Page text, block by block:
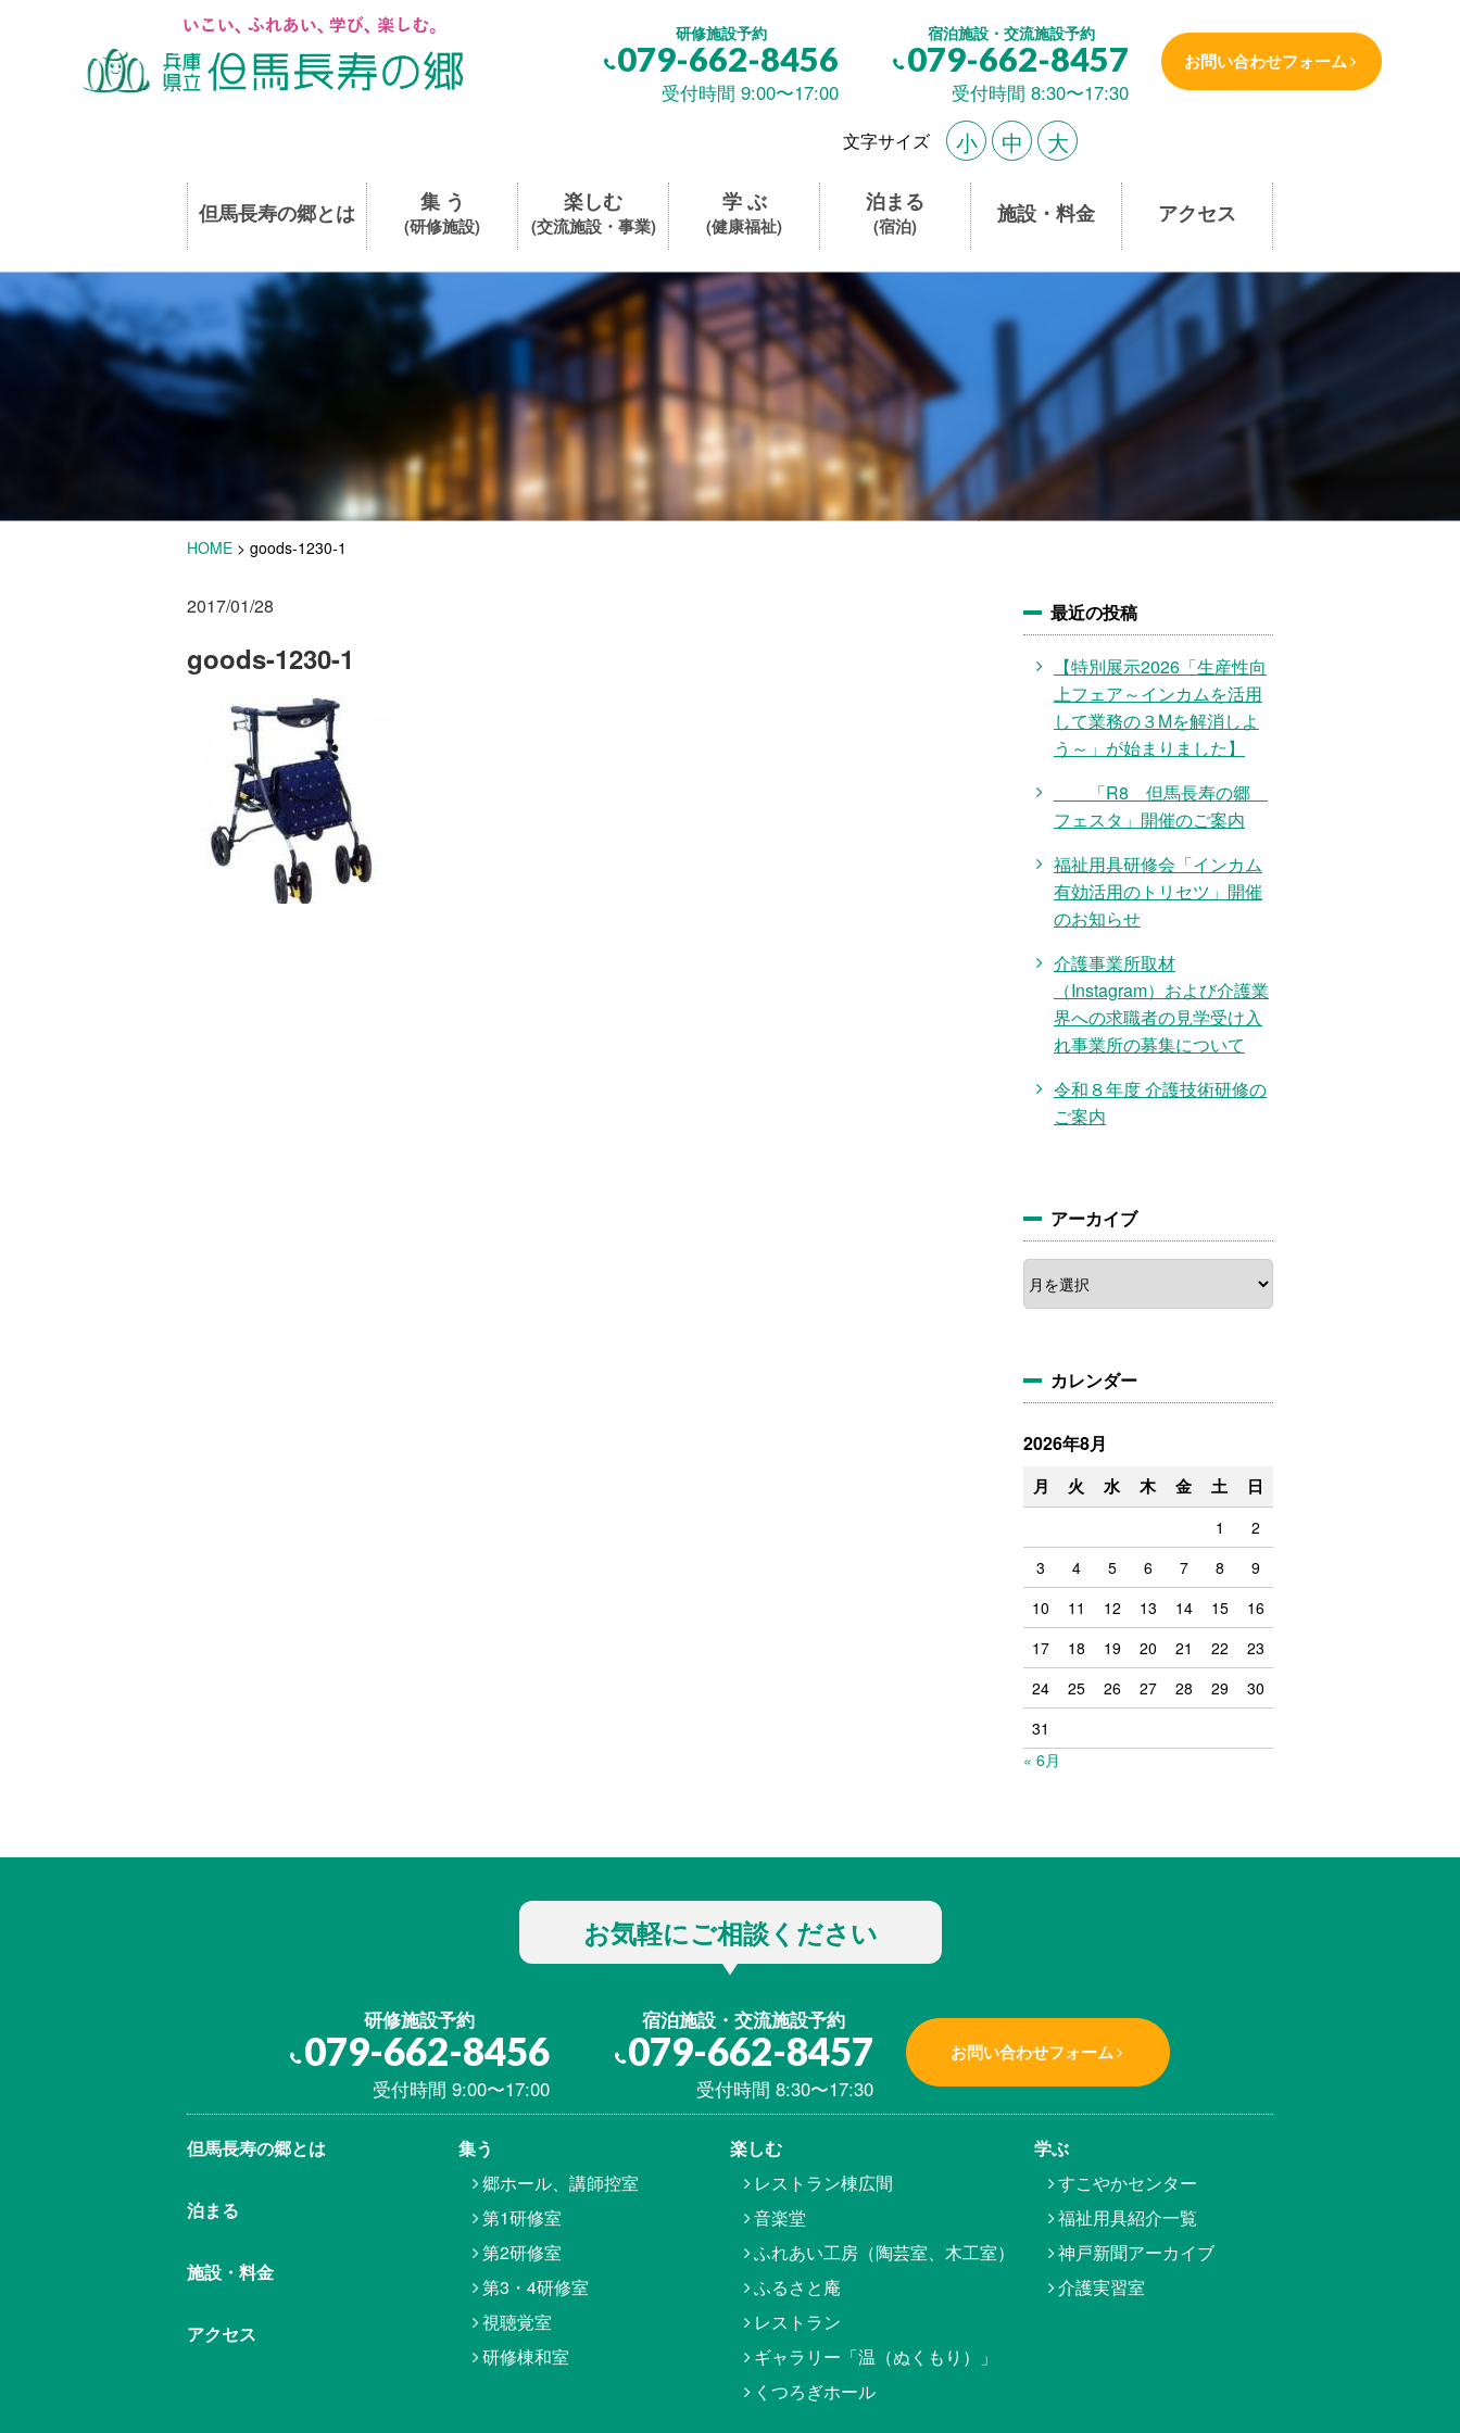
研修施設予約
079-662-8456
受付時間 9:00〜17:00
宿泊施設・交流施設予約
079-662-8457
受付時間 8:30〜17:30
お問い合わせフォーム
文字サイズ 小 中 大
但馬長寿の郷とは 集 う
(研修施設)
楽しむ
(交流施設・事業)
学 ぶ
(健康福祉)
泊まる
(宿泊) 施設・料金 アクセス
HOME > goods-1230-1
2017/01/28
goods-1230-1
最近の投稿
【特別展示2026「生産性向
上フェア～インカムを活用
して業務の３Mを解消しよ
う～」が始まりました】
「R8 但馬長寿の郷
フェスタ」開催のご案内
福祉用具研修会「インカム
有効活用のトリセツ」開催
のお知らせ
介護事業所取材
（Instagram）および介護業
界への求職者の見学受け入
れ事業所の募集について
令和８年度 介護技術研修の
ご案内
アーカイブ
ア
ー
カ
カレンダー
2026年8月
月 火 水 木 金 土 日
1
2
3
4 5 6 7 8
9
10
11 12 13 14 15
16
17
18 19 20 21 22
23
24
25 26 27 28 29
30
31
« 6月
お気軽にご相談ください
研修施設予約
079-662-8456
受付時間 9:00〜17:00
宿泊施設・交流施設予約
079-662-8457
受付時間 8:30〜17:30
お問い合わせフォーム
但馬⾧寿の郷とは
泊まる
施設・料金
アクセス
集う
郷ホール、講師控室
第1研修室
第2研修室
第3・4研修室
視聴覚室
研修棟和室
楽しむ
レストラン棟広間
音楽堂
ふれあい工房（陶芸室、木工室）
ふるさと庵
レストラン
ギャラリー「温（ぬくもり）」
くつろぎホール
学ぶ
すこやかセンター
福祉用具紹介一覧
神戸新聞アーカイブ
介護実習室